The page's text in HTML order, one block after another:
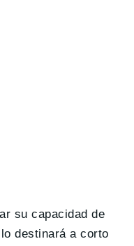
su capacidad de
destinará a corto